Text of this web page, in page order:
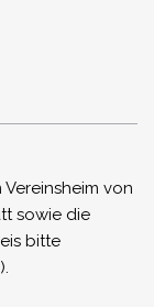
von
sowie die
bitte